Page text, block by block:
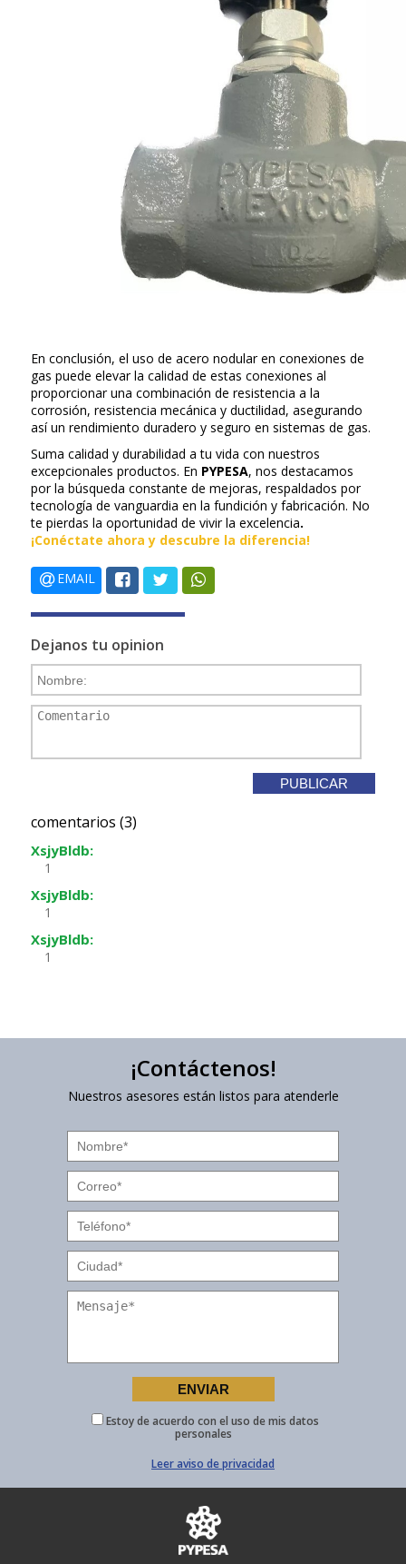
En conclusión, el uso de acero nodular en conexiones de
gas puede elevar la calidad de estas conexiones al
proporcionar una combinación de resistencia a la
corrosión, resistencia mecánica y ductilidad, asegurando
así un rendimiento duradero y seguro en sistemas de gas.
Suma calidad y durabilidad a tu vida con nuestros
excepcionales productos. En PYPESA, nos destacamos
por la búsqueda constante de mejoras, respaldados por
tecnología de vanguardia en la fundición y fabricación. No
te pierdas la oportunidad de vivir la excelencia.
¡Conéctate ahora y descubre la diferencia!
EMAIL
Dejanos tu opinion
comentarios (3)
XsjyBldb:
1
XsjyBldb:
1
XsjyBldb:
1
¡Contáctenos!
Nuestros asesores están listos para atenderle
Estoy de acuerdo con el uso de mis datos
personales
Leer aviso de privacidad